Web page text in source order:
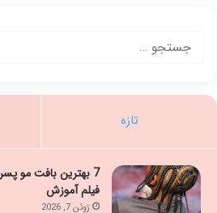
تازه
7 بهترین بافت مو
فیلم آموزش
ژوئن 7, 2026